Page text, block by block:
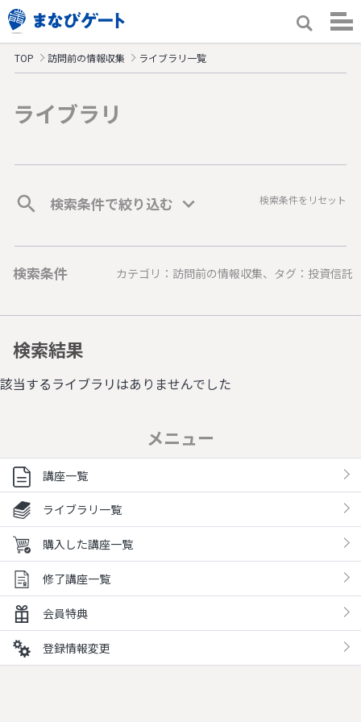
TOP 訪問前の情報収集 ライブラリ一覧
ライブラリ
検索条件で絞り込む 検索条件をリセット
検索条件 カテゴリ：訪問前の情報収集、タグ：投資信託
検索結果
該当するライブラリはありませんでした
メニュー
講座一覧
ライブラリ一覧
購入した講座一覧
修了講座一覧
会員特典
登録情報変更